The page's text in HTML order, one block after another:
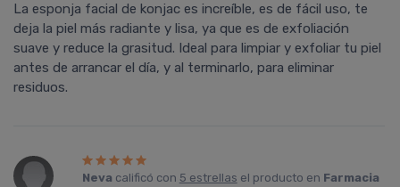
La esponja facial de konjac es increíble, es de fácil uso, te
deja la piel más radiante y lisa, ya que es de exfoliación
suave y reduce la grasitud. Ideal para limpiar y exfoliar tu piel
antes de arrancar el día, y al terminarlo, para eliminar
residuos.
Neva calificó con 5 estrellas el producto en Farmacia